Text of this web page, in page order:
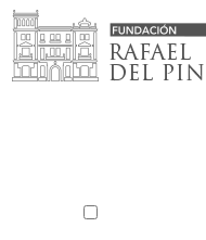
Saltar
al
contenido